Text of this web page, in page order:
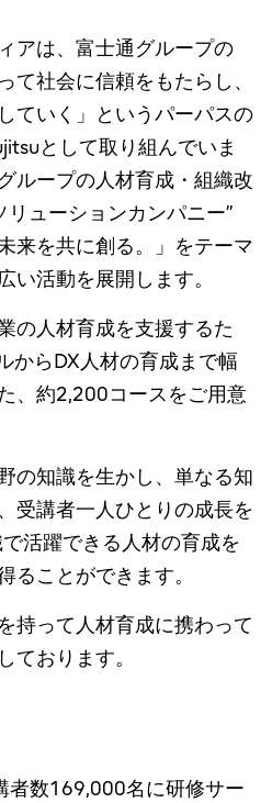
アは、富士通グループの
て社会に信頼をもたらし、
ていく」というパーパスの
として取り組んでいま
ループの人材育成・組織改
ューションカンパニー”
来を共に創る。」をテーマ
い活動を展開します。
の人材育成を支援するた
からDX人材の育成まで幅
、約2,200コースをご用意
の知識を生かし、単なる知
受講者一人ひとりの成長を
活躍できる人材の育成を
ることができます。
持って人材育成に携わって
ております。
者数169,000名に研修サー